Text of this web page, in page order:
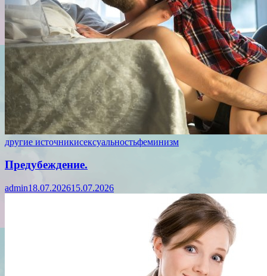
другие источникисексуальностьфеминизм
Предубеждение.
admin18.07.202615.07.2026